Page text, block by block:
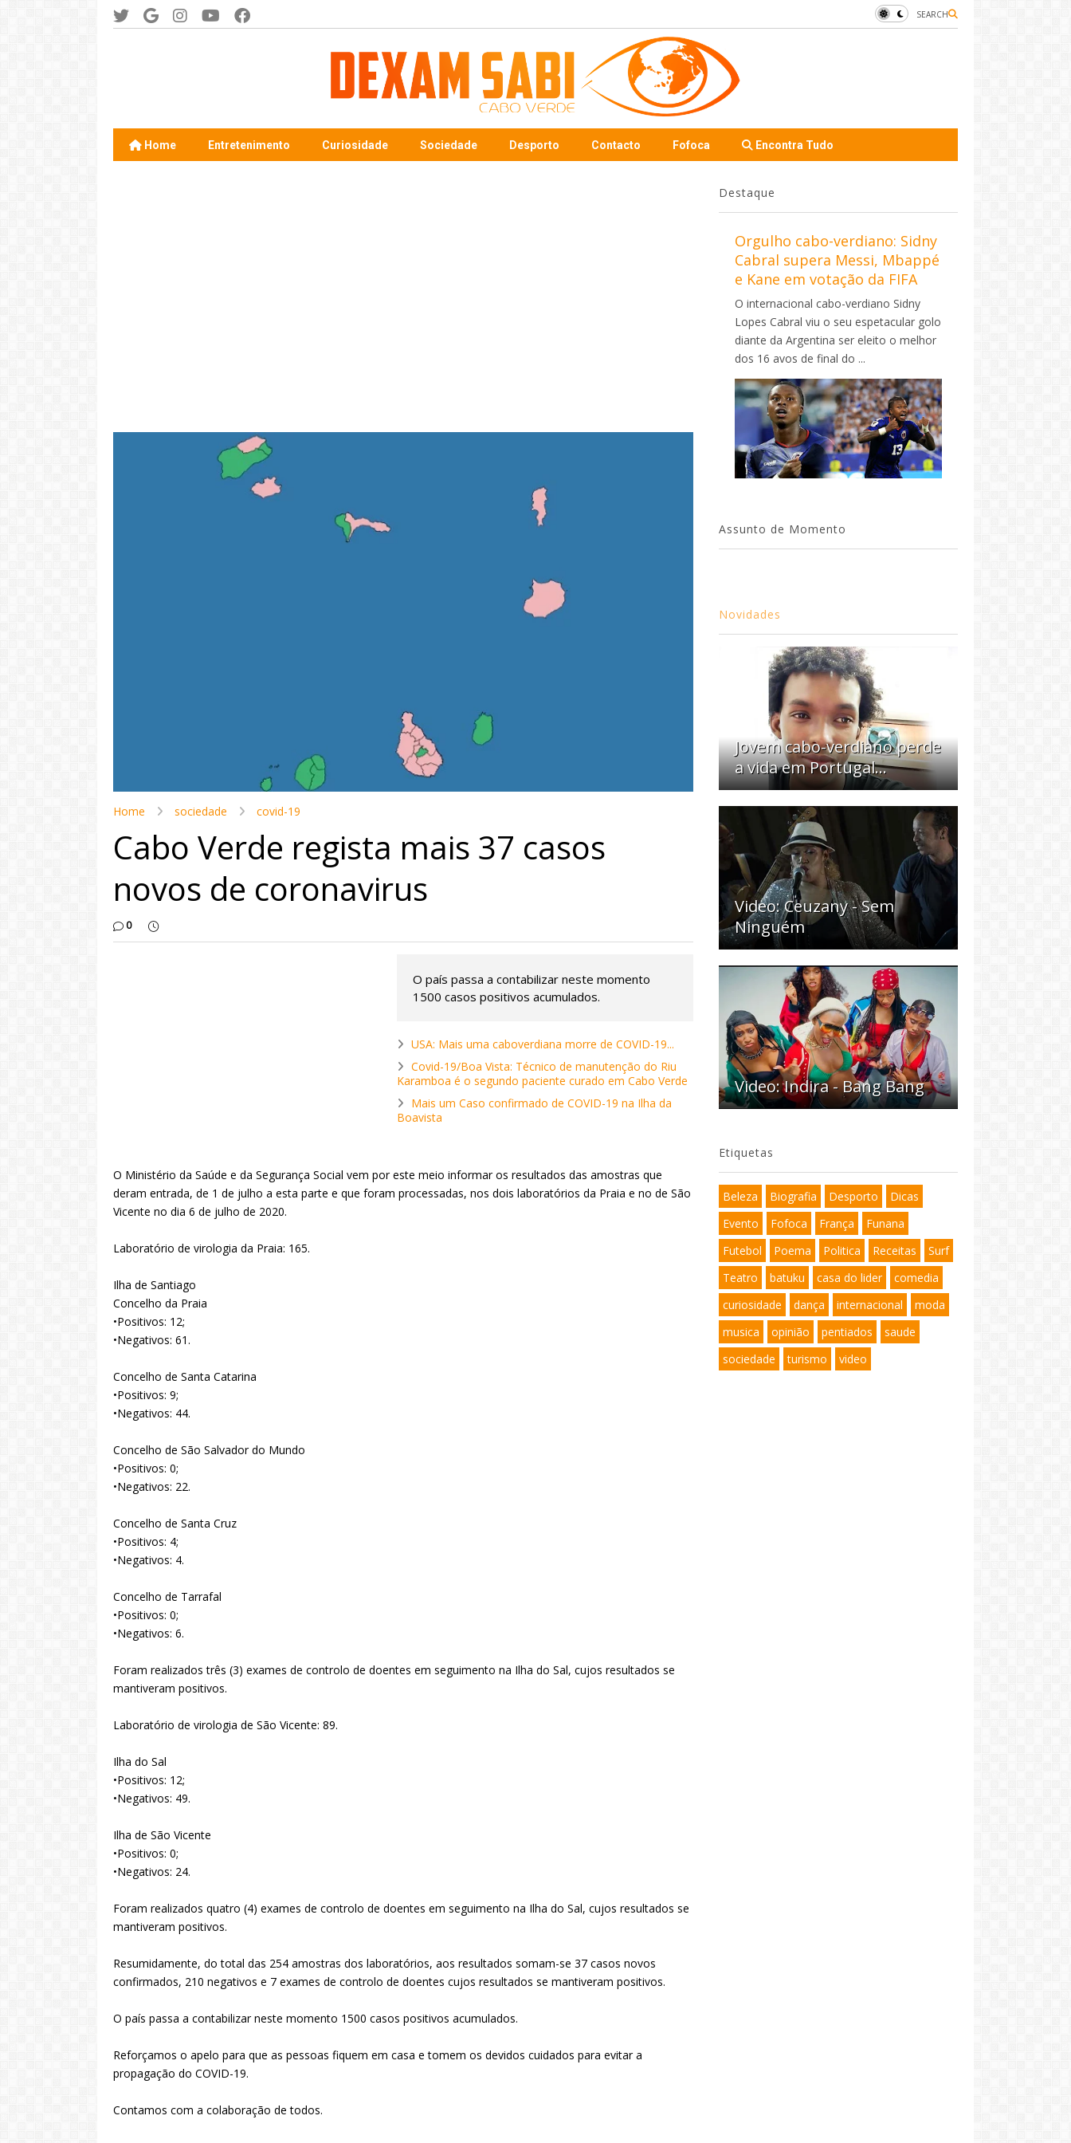
SEARCH
Home Entretenimento Curiosidade Sociedade Desporto Contacto Fofoca Encontra Tudo
Home sociedade covid-19
Cabo Verde regista mais 37 casos
novos de coronavirus
0
O país passa a contabilizar neste momento
1500 casos positivos acumulados.
USA: Mais uma caboverdiana morre de COVID-19...
Covid-19/Boa Vista: Técnico de manutenção do Riu
Karamboa é o segundo paciente curado em Cabo Verde
Mais um Caso confirmado de COVID-19 na Ilha da
Boavista
O Ministério da Saúde e da Segurança Social vem por este meio informar os resultados das amostras que
deram entrada, de 1 de julho a esta parte e que foram processadas, nos dois laboratórios da Praia e no de São
Vicente no dia 6 de julho de 2020.
Laboratório de virologia da Praia: 165.
Ilha de Santiago
Concelho da Praia
•Positivos: 12;
•Negativos: 61.
Concelho de Santa Catarina
•Positivos: 9;
•Negativos: 44.
Concelho de São Salvador do Mundo
•Positivos: 0;
•Negativos: 22.
Concelho de Santa Cruz
•Positivos: 4;
•Negativos: 4.
Concelho de Tarrafal
•Positivos: 0;
•Negativos: 6.
Foram realizados três (3) exames de controlo de doentes em seguimento na Ilha do Sal, cujos resultados se
mantiveram positivos.
Laboratório de virologia de São Vicente: 89.
Ilha do Sal
•Positivos: 12;
•Negativos: 49.
Ilha de São Vicente
•Positivos: 0;
•Negativos: 24.
Foram realizados quatro (4) exames de controlo de doentes em seguimento na Ilha do Sal, cujos resultados se
mantiveram positivos.
Resumidamente, do total das 254 amostras dos laboratórios, aos resultados somam-se 37 casos novos
confirmados, 210 negativos e 7 exames de controlo de doentes cujos resultados se mantiveram positivos.
O país passa a contabilizar neste momento 1500 casos positivos acumulados.
Reforçamos o apelo para que as pessoas fiquem em casa e tomem os devidos cuidados para evitar a
propagação do COVID-19.
Contamos com a colaboração de todos.
Destaque
Orgulho cabo-verdiano: Sidny
Cabral supera Messi, Mbappé
e Kane em votação da FIFA
O internacional cabo-verdiano Sidny
Lopes Cabral viu o seu espetacular golo
diante da Argentina ser eleito o melhor
dos 16 avos de final do ...
Assunto de Momento
Novidades
Jovem cabo-verdiano perde
a vida em Portugal...
Video: Ceuzany - Sem
Ninguém
Video: Indira - Bang Bang
Etiquetas
Beleza Biografia Desporto
Dicas
Evento
Fofoca França
Funana
Futebol
Poema Politica Receitas
Surf
Teatro
batuku casa do lider
comedia
curiosidade
dança internacional
moda
musica
opinião pentiados
saude
sociedade
turismo video